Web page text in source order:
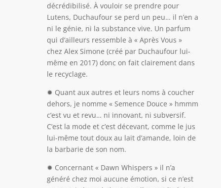
décrédibilisé. À vouloir se prendre pour
Lutens, Duchaufour se perd un peu… il n’en a
ni le génie, ni la substance vive. Un parfum
qui d’ailleurs ressemble à « Après Vous »
chez Alex Simone (créé par Duchaufour lui-
même en 2017) donc on fait clairement dans
le recyclage.
✹ Quant aux autres et leurs noms à coucher
dehors, je nomme « Semence Douce » hmmm
c’est vu et revu… ni innovant, ni subversif.
C’est la mode et c’est décevant, comme le jus
lui-même tout doux au lait d’amande, loin de
la barbarie de son nom.
✹ Concernant « Dawn Whispers » il n’a
généré chez moi aucune émotion, si ce n’est